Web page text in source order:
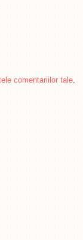
comentariilor tale.